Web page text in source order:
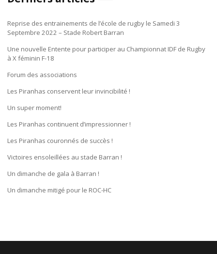
Reprise des entrainements de l’école de rugby le Samedi 3
Septembre 2022 – Stade Robert Barran
Une nouvelle Entente pour participer au Championnat IDF de Rugby
à X féminin F-18
Forum des associations
Les Piranhas conservent leur invincibilité !
Un super moment!
Les Piranhas continuent d’impressionner !
Les Piranhas couronnés de succès !
Victoires ensoleillées au stade Barran !
Un dimanche de gala à Barran !
Un dimanche mitigé pour le ROC-HC